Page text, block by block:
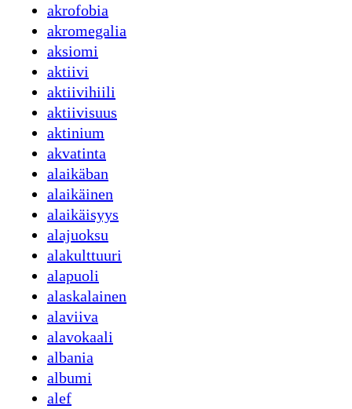
akrofobia
akromegalia
aksiomi
aktiivi
aktiivihiili
aktiivisuus
aktinium
akvatinta
alaikäban
alaikäinen
alaikäisyys
alajuoksu
alakulttuuri
alapuoli
alaskalainen
alaviiva
alavokaali
albania
albumi
alef